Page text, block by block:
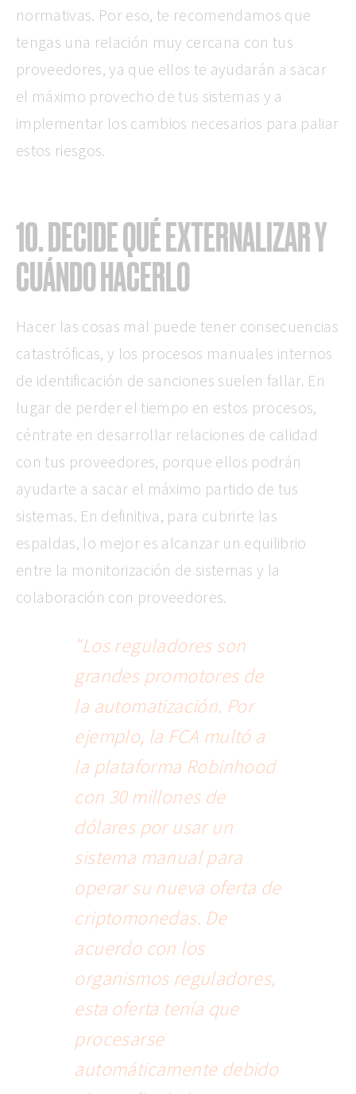
normativas. Por eso, te recomendamos que
tengas una relación muy cercana con tus
proveedores, ya que ellos te ayudarán a sacar
el máximo provecho de tus sistemas y a
implementar los cambios necesarios para paliar
estos riesgos.
10. DECIDE QUÉ EXTERNALIZAR Y
CUÁNDO HACERLO
Hacer las cosas mal puede tener consecuencias
catastróficas, y los procesos manuales internos
de identificación de sanciones suelen fallar. En
lugar de perder el tiempo en estos procesos,
céntrate en desarrollar relaciones de calidad
con tus proveedores, porque ellos podrán
ayudarte a sacar el máximo partido de tus
sistemas. En definitiva, para cubrirte las
espaldas, lo mejor es alcanzar un equilibrio
entre la monitorización de sistemas y la
colaboración con proveedores.
"Los reguladores son
grandes promotores de
la automatización. Por
ejemplo, la FCA multó a
la plataforma Robinhood
con 30 millones de
dólares por usar un
sistema manual para
operar su nueva oferta de
criptomonedas. De
acuerdo con los
organismos reguladores,
esta oferta tenía que
procesarse
automáticamente debido